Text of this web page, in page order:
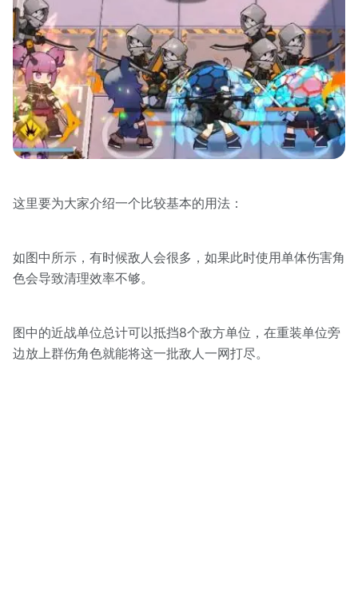
这里要为大家介绍一个比较基本的用法：
如图中所示，有时候敌人会很多，如果此时使用单体伤害角
色会导致清理效率不够。
图中的近战单位总计可以抵挡8个敌方单位，在重装单位旁
边放上群伤角色就能将这一批敌人一网打尽。